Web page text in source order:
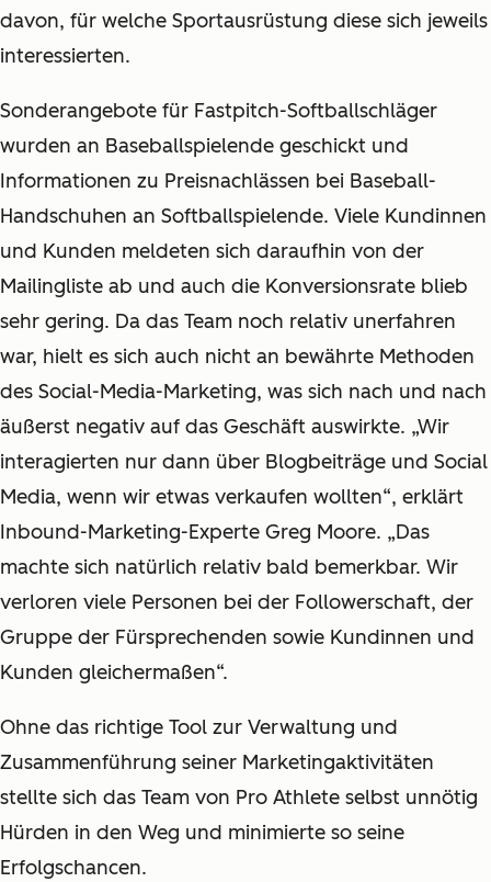
davon, für welche Sportausrüstung diese sich jeweils
interessierten.
Sonderangebote für Fastpitch-Softballschläger
wurden an Baseballspielende geschickt und
Informationen zu Preisnachlässen bei Baseball-
Handschuhen an Softballspielende. Viele Kundinnen
und Kunden meldeten sich daraufhin von der
Mailingliste ab und auch die Konversionsrate blieb
sehr gering. Da das Team noch relativ unerfahren
war, hielt es sich auch nicht an bewährte Methoden
des Social-Media-Marketing, was sich nach und nach
äußerst negativ auf das Geschäft auswirkte. „Wir
interagierten nur dann über Blogbeiträge und Social
Media, wenn wir etwas verkaufen wollten“, erklärt
Inbound-Marketing-Experte Greg Moore. „Das
machte sich natürlich relativ bald bemerkbar. Wir
verloren viele Personen bei der Followerschaft, der
Gruppe der Fürsprechenden sowie Kundinnen und
Kunden gleichermaßen“.
Ohne das richtige Tool zur Verwaltung und
Zusammenführung seiner Marketingaktivitäten
stellte sich das Team von Pro Athlete selbst unnötig
Hürden in den Weg und minimierte so seine
Erfolgschancen.